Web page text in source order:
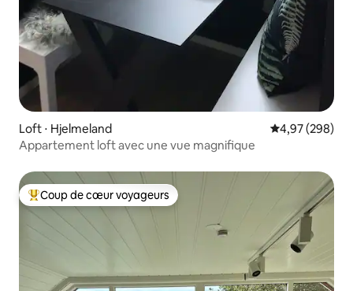
Loft ⋅ Hjelmeland Évaluation
4,97 (298)
Appartement loft avec une vue magnifique
Coups de cœur voyageurs les plus appréciés
Coup de cœur voyageurs